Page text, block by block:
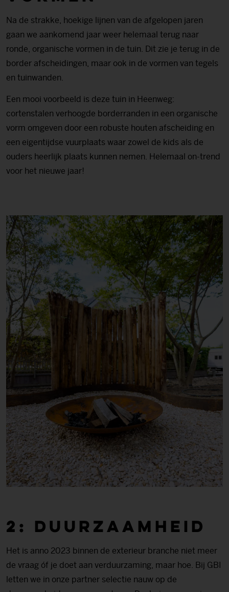
Na de strakke, hoekige lijnen van de afgelopen jaren
gaan we aankomend jaar weer helemaal terug naar
ronde, organische vormen in de tuin. Dit zie je terug in de
border afscheidingen, maar ook in de vormen van tegels
en tuinwanden.
Een mooi voorbeeld is deze tuin in Heenweg:
cortenstalen verhoogde borderranden in een organische
vorm omgeven door een robuste houten afscheiding en
een eigentijdse vuurplaats waar zowel de kids als de
ouders heerlijk plaats kunnen nemen. Helemaal on-trend
voor het nieuwe jaar!
2: Duurzaamheid
Het is anno 2023 binnen de exterieur branche niet meer
de vraag óf je doet aan verduurzaming, maar hoe. Bij GBI
letten we in onze partner selectie nauw op de